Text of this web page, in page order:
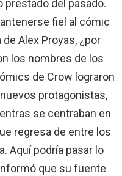
prestado del pasado.
fiel al cómic
Alex Proyas, ¿por
los nombres de los
de Crow lograron
protagonistas,
se centraban en
regresa de entre los
Aquí podría pasar lo
que su fuente